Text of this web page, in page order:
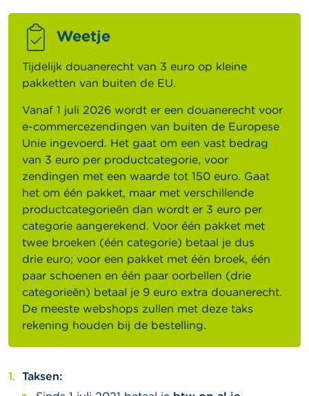
Weetje
Tijdelijk douanerecht van 3 euro op kleine
pakketten van buiten de EU.
Vanaf 1 juli 2026 wordt er een douanerecht voor
e-commercezendingen van buiten de Europese
Unie ingevoerd. Het gaat om een vast bedrag
van 3 euro per productcategorie, voor
zendingen met een waarde tot 150 euro. Gaat
het om één pakket, maar met verschillende
productcategorieën dan wordt er 3 euro per
categorie aangerekend. Voor één pakket met
twee broeken (één categorie) betaal je dus
drie euro; voor een pakket met één broek, één
paar schoenen en één paar oorbellen (drie
categorieën) betaal je 9 euro extra douanerecht.
De meeste webshops zullen met deze taks
rekening houden bij de bestelling.
Taksen: